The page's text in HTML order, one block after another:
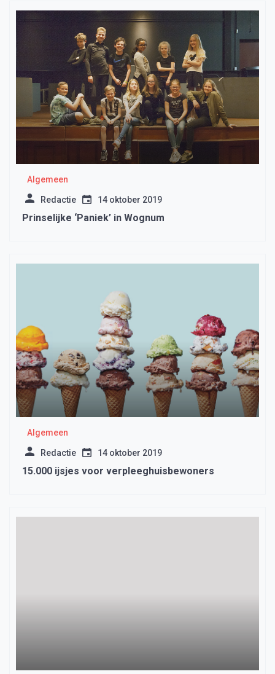
Algemeen
Redactie 14 oktober 2019
Prinselijke ‘Paniek’ in Wognum
Algemeen
Redactie 14 oktober 2019
15.000 ijsjes voor verpleeghuisbewoners